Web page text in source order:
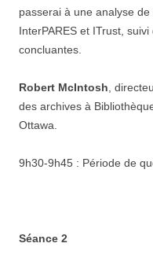
passerai à une analyse
InterPARES et ITrust,
concluantes.
Robert McIntosh,
des archives à
Ottawa.
9h30-9h45 : Période de
Séance 2